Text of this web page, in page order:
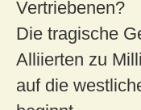
Vertriebenen?
Die tragische
Alliierten zu
auf die